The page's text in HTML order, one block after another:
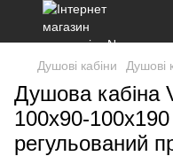
Душові кабіни Душові
Душова кабіна
100х90-
регульований